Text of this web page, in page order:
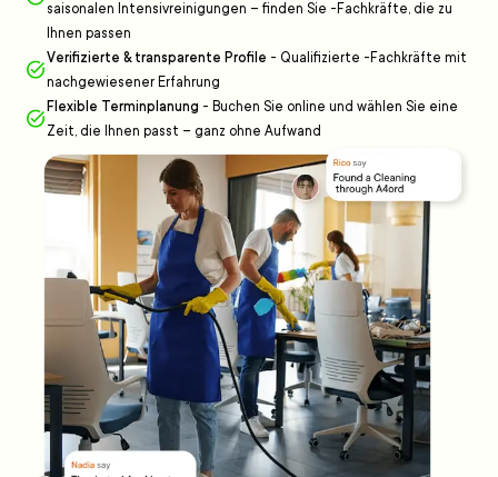
saisonalen Intensivreinigungen – finden Sie -Fachkräfte, die zu
Ihnen passen
Verifizierte & transparente Profile - Qualifizierte -Fachkräfte mit
nachgewiesener Erfahrung
Flexible Terminplanung - Buchen Sie online und wählen Sie eine
Zeit, die Ihnen passt – ganz ohne Aufwand